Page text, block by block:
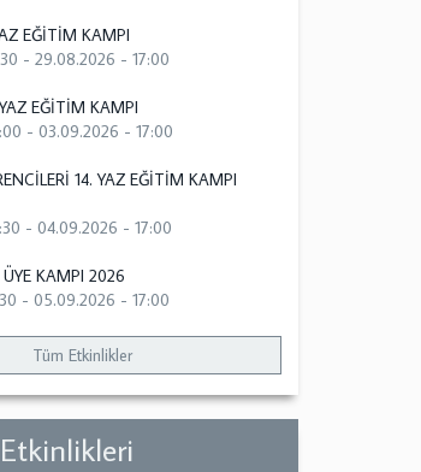
EĞİTİM KAMPI
-29.08.2026 - 17:00
EĞİTİM KAMPI
-03.09.2026 - 17:00
14. YAZ EĞİTİM KAMPI
-04.09.2026 - 17:00
KAMPI 2026
-05.09.2026 - 17:00
Tüm Etkinlikler